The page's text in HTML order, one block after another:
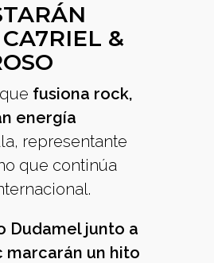
&
fusiona rock,
energía
representante
que continúa
Dudamel junto a
marcarán un hito